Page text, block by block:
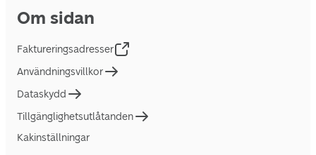
Om sidan
Faktureringsadresser
Användningsvillkor
Dataskydd
Tillgänglighetsutlåtanden
Kakinställningar